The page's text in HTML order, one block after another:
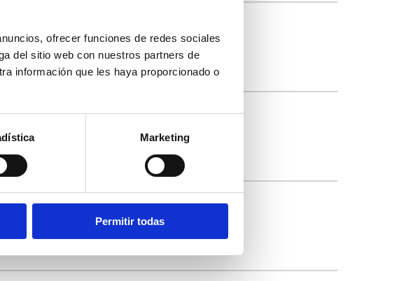
ofrecer funciones de redes sociales
del sitio web con nuestros partners de
información que les haya proporcionado o
Marketing
Permitir todas